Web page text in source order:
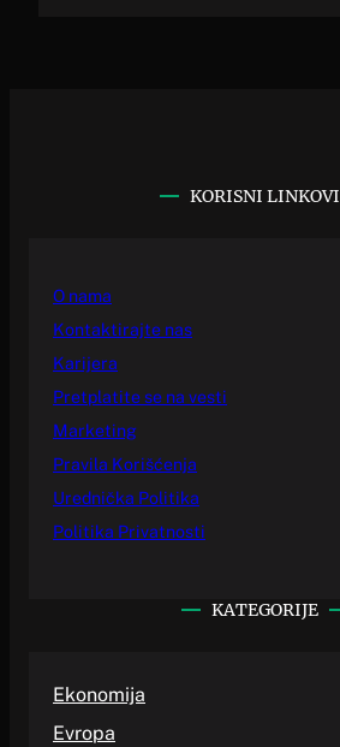
KORISNI LINKOVI
O nama
Kontaktirajte nas
Karijera
Pretplatite se na vesti
Marketing
Pravila Korišćenja
Urednička Politika
Politika Privatnosti
KATEGORIJE
Ekonomija
Evropa